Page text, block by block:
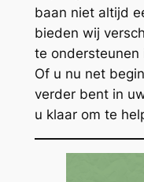
baan niet altijd
bieden wij
te ondersteunen
Of u nu net
verder bent in
u klaar om te